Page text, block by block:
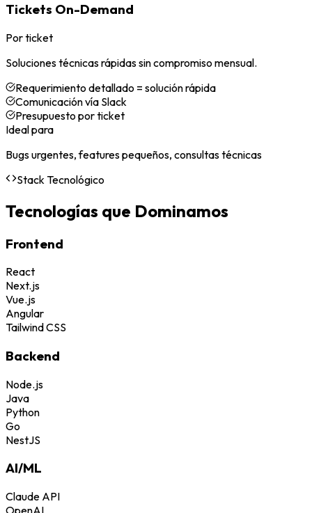
Tickets On-Demand
Por ticket
Soluciones técnicas rápidas sin compromiso mensual.
Requerimiento detallado = solución rápida
Comunicación vía Slack
Presupuesto por ticket
Ideal para
Bugs urgentes, features pequeños, consultas técnicas
Stack Tecnológico
Tecnologías que Dominamos
Frontend
React
Next.js
Vue.js
Angular
Tailwind CSS
Backend
Node.js
Java
Python
Go
NestJS
AI/ML
Claude API